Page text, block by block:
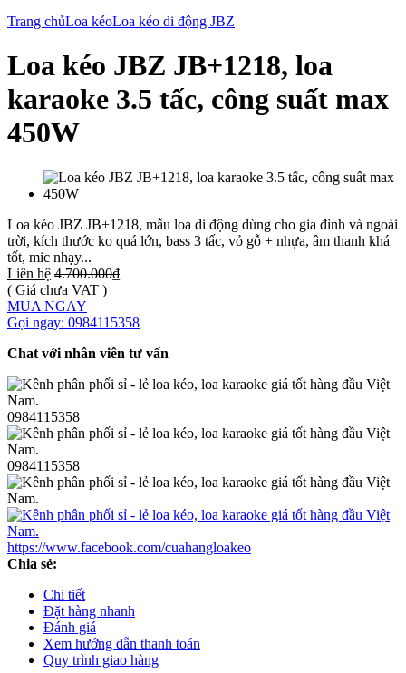
Trang chủLoa kéoLoa kéo di động JBZ
Loa kéo JBZ JB+1218, loa
karaoke 3.5 tấc, công suất max
450W
Loa kéo JBZ JB+1218, mẫu loa di động dùng cho gia đình và ngoài
trời, kích thước ko quá lớn, bass 3 tấc, vỏ gỗ + nhựa, âm thanh khá
tốt, mic nhạy...
Liên hệ 4.700.000₫
( Giá chưa VAT )
MUA NGAY
Gọi ngay: 0984115358
Chat với nhân viên tư vấn
0984115358
0984115358
https://www.facebook.com/cuahangloakeo
Chia sẻ:
Chi tiết
Đặt hàng nhanh
Đánh giá
Xem hướng dẫn thanh toán
Quy trình giao hàng